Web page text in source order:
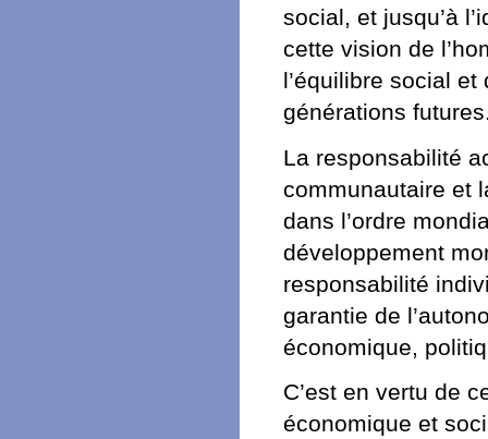
social, et jusqu’à
cette vision de
l’équilibre social
générations
La responsabilité
communautaire et
dans l’ordre
développement
responsabilité
garantie de
économique,
C’est en vertu de
économique et